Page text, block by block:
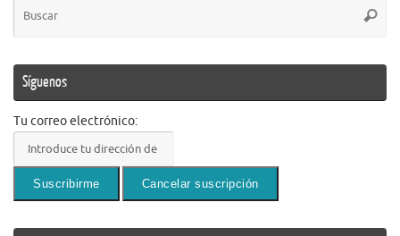
Síguenos
Tu correo electrónico: